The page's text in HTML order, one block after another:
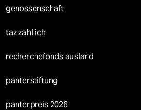
genossenschaft
taz zahl ich
recherchefonds ausland
panterstiftung
panterpreis 2026